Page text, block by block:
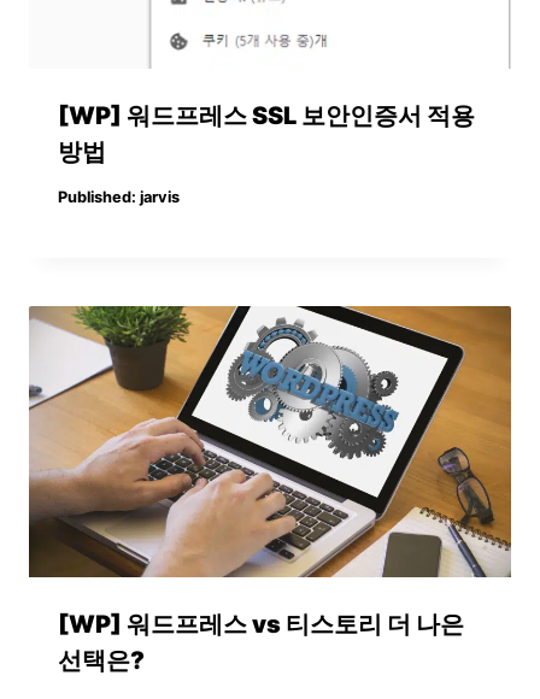
[WP] 워드프레스 SSL 보안인증서 적용
방법
Published: jarvis
[WP] 워드프레스 vs 티스토리 더 나은
선택은?